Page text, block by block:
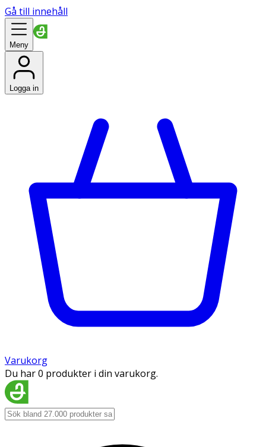
Gå till innehåll
Meny
Logga in
Varukorg
Du har 0 produkter i din varukorg.